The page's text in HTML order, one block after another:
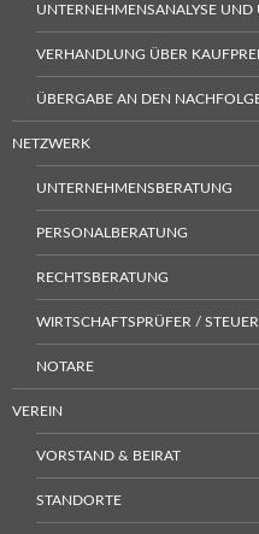
UNTERNEHMENSANALYSE
VERHANDLUNG ÜBER
ÜBERGABE AN DEN
NETZWERK
UNTERNEHMENSBERATUNG
PERSONALBERATUNG
RECHTSBERATUNG
WIRTSCHAFTSPRÜFER /
NOTARE
VEREIN
VORSTAND & BEIRAT
STANDORTE